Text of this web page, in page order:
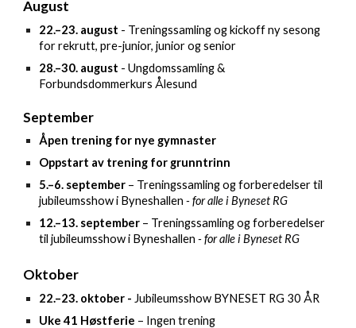
August
22.–23. august - Treningssamling og kickoff ny sesong
for rekrutt, pre-junior, junior og senior
28.–30. august -Ungdomssamling &
Forbundsdommerkurs Ålesund
September
Åpen trening for nye gymnaster
Oppstart av trening for grunntrinn
5.–6. september – Treningssamling og forberedelser til
jubileumsshow i Byneshallen- foralle i Byneset RG
12.–13. september – Treningssamling og forberedelser
til jubileumsshow i Byneshallen- foralle i Byneset RG
Oktober
22.–23. oktober - Jubileumsshow BYNESET RG 30 ÅR
Uke 41 Høstferie – Ingen trening